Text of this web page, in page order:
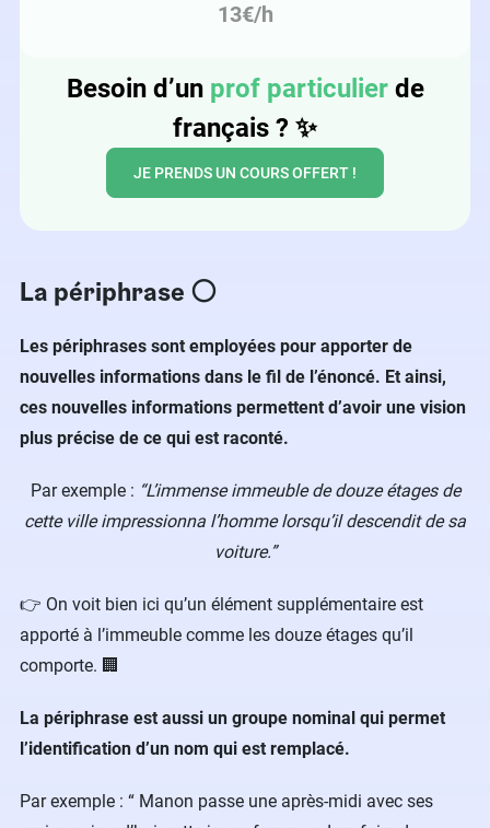
13€/h
Besoin d’un prof particulierde
français ? ✨
JE PRENDS UN COURS OFFERT !
La périphrase ⚪️
Les périphrases sont employées pour apporter de
nouvelles informations dans le fil de l’énoncé. Et ainsi,
ces nouvelles informations permettent d’avoir une vision
plus précise de ce qui est raconté.
Par exemple : “L’immense immeuble de douze étages de
cette ville impressionna l’homme lorsqu’il descendit de sa
voiture.”
👉 On voit bien ici qu’un élément supplémentaire est
apporté à l’immeuble comme les douze étages qu’il
comporte. 🏢
La périphrase est aussi un groupe nominal qui permet
l’identification d’un nom qui est remplacé.
Par exemple : “ Manon passe une après-midi avec ses